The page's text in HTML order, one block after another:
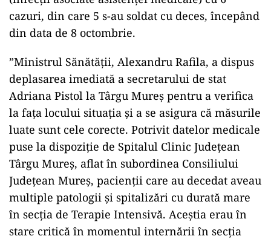
cazuri, din care 5 s-au soldat cu deces, începând
din data de 8 octombrie.
”Ministrul Sănătăţii, Alexandru Rafila, a dispus
deplasarea imediată a secretarului de stat
Adriana Pistol la Târgu Mureş pentru a verifica
la faţa locului situaţia şi a se asigura că măsurile
luate sunt cele corecte. Potrivit datelor medicale
puse la dispoziţie de Spitalul Clinic Judeţean
Târgu Mureş, aflat în subordinea Consiliului
Judeţean Mureş, pacienţii care au decedat aveau
multiple patologii şi spitalizări cu durată mare
în secţia de Terapie Intensivă. Aceştia erau în
stare critică în momentul internării în secţia